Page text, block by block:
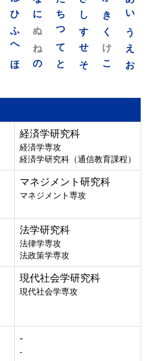
い
う
え
お
き
く
け
こ
し
す
せ
そ
ち
つ
て
と
に
ぬ
ね
の
ひ
ふ
へ
ほ
経済学研究科
経済学専攻
経済学研究科（通信教育課程）
マネジメント研究科
マネジメント専攻
法学研究科
法律学専攻
法政策学専攻
現代社会学研究科
現代社会学専攻
-
-